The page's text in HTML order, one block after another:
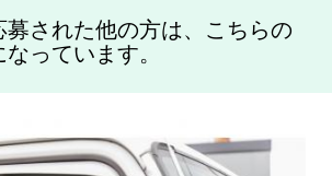
募された他の方は、こちらの
っています。